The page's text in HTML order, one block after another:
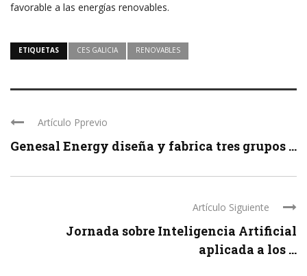
favorable a las energías renovables.
ETIQUETAS CES GALICIA RENOVABLES
Artículo Pprevio
Genesal Energy diseña y fabrica tres grupos ...
Artículo Siguiente
Jornada sobre Inteligencia Artificial
aplicada a los ...